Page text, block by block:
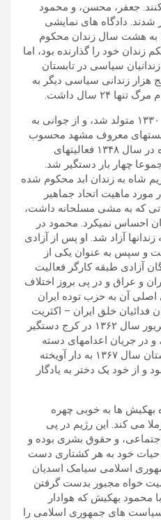
جعفر، محسن، و محمود
شدند. دادگاه های نمایشی
به هشت سال زندان محکوم
زندان خود را گذارنده بود، اما
سیاسی در تابستان
پنج هزار زندانی سیاسی دیگر به
۲۴ سال داشت.
محمود بهكیش (حمید) در سال ۱۳۳۰ متولد شد، و از جوانی به
معروف مشهد محسوب
می شد. پس از ورود به دانشگاه در سال ۱۳۴۸ فعالیتهای
چهار بار دستگیر شد.
۱۳۵۵ توسط رژیم شاه به زندان ابد محکوم شده
مورد ماهیت اتحاد جماهیر
که به مشی مسلحانه داشت،
احساس نمیكرد. محمود در
آزاد شد. او پس از آزادی
و سپس به عنوان یكی از
آزادی طبقه كارگر فعالیت
و عراق و در پی بروز اختلاف
اصلی آن به حزب توده ایران
فدائیان خلق ایران – اکثریت
ملحق شد. محمود در سوم شهریور سال ۱۳۶۲ در كرج دستگیر
در جریان اعدامهای دسته
جمعی زندانیان سیاسی در تابستان سال ۱۳۶۷ به دار آویخته
مرگ ۳۷ ساله بود و از خود یک دختر به یادگار
بهکیش ها به خوبی چهره
می کند. این رژیم در پی
و حقوق بشری بوده و
حیات خود به هر کشتاری دست
اسلامی سیامک اسدیان
خواه مجبور بدست گرفتن
محمود بهکیش که هوادار
سیاست های جمهوری اسلامی را